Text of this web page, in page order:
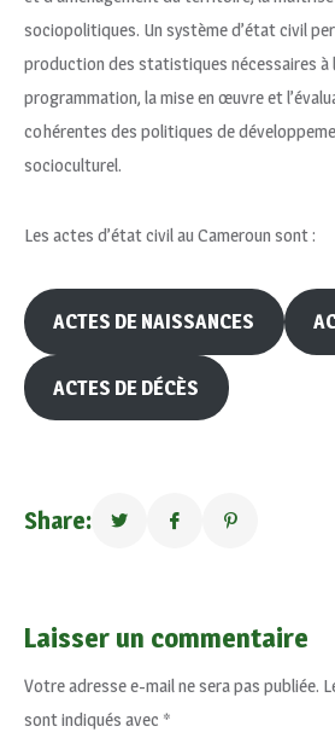
sociopolitiques. Un système d’état civil
production des statistiques nécessaires à
programmation, la mise en œuvre et
cohérentes des politiques de
socioculturel.
Les actes d’état civil au Cameroun sont :
ACTES DE NAISSANCES
ACTES DE DÉCÈS
Share:
Laisser un commentaire
Votre adresse e-mail ne sera pas publiée.
sont indiqués avec *